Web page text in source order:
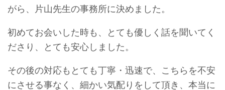
がら、片山先生の事務所に決めました。
初めてお会いした時も、とても優しく話を聞いてく
ださり、とても安心しました。
その後の対応もとても丁寧・迅速で、こちらを不安
にさせる事なく、細かい気配りをして頂き、本当に